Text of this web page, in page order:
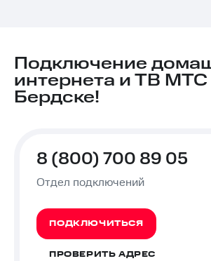
Подключение
интернета и ТВ МТС
Бердске!
8 (800) 700 89 05
Отдел подключений
ПОДКЛЮЧИТЬСЯ
ПРОВЕРИТЬ АДРЕС